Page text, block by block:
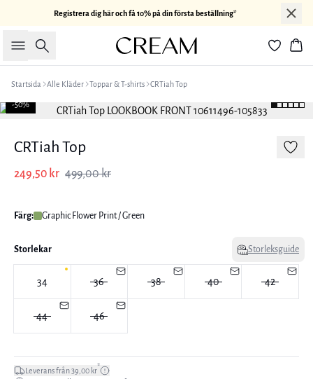
Registrera dig här och få 10% på din första beställning*
Sök
Startsida Alle Kläder Toppar & T-shirts CRTiah Top
-50%
CRTiah Top
249,50 kr 499,00 kr
Färg: Graphic Flower Print / Green
Storlekar Storleksguide
34 36 38 40 42
44 46
Leverans från 39,00 kr*